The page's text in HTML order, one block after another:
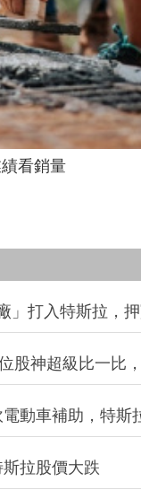
看銷量
」打入特斯拉，
股神超級比一比
動車補助，特斯
拉股價大跌